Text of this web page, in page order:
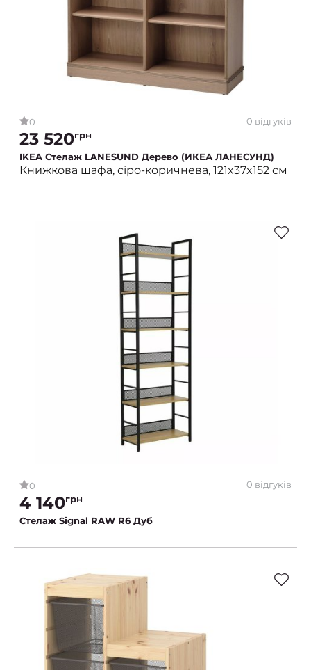
0 0 відгуків
23 520грн
IKEA Стелаж LANESUND Дерево (ИКЕА ЛАНЕСУНД)
Книжкова шафа, сіро-коричнева, 121x37x152 см
0 0 відгуків
4 140грн
Стелаж Signal RAW R6 Дуб